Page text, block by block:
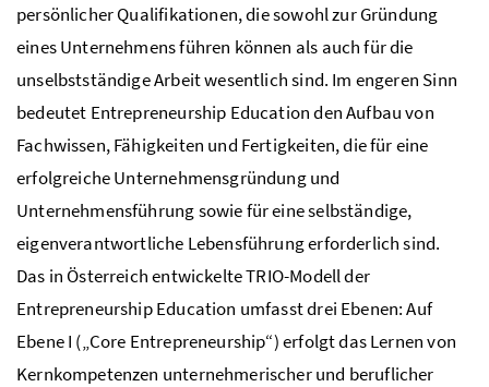
persönlicher Qualifikationen, die sowohl zur Gründung
eines Unternehmens führen können als auch für die
unselbstständige Arbeit wesentlich sind. Im engeren Sinn
bedeutet Entrepreneurship Education den Aufbau von
Fachwissen, Fähigkeiten und Fertigkeiten, die für eine
erfolgreiche Unternehmensgründung und
Unternehmensführung sowie für eine selbständige,
eigenverantwortliche Lebensführung erforderlich sind.
Das in Österreich entwickelte TRIO-Modell der
Entrepreneurship Education umfasst drei Ebenen: Auf
Ebene I („Core Entrepreneurship“) erfolgt das Lernen von
Kernkompetenzen unternehmerischer und beruflicher